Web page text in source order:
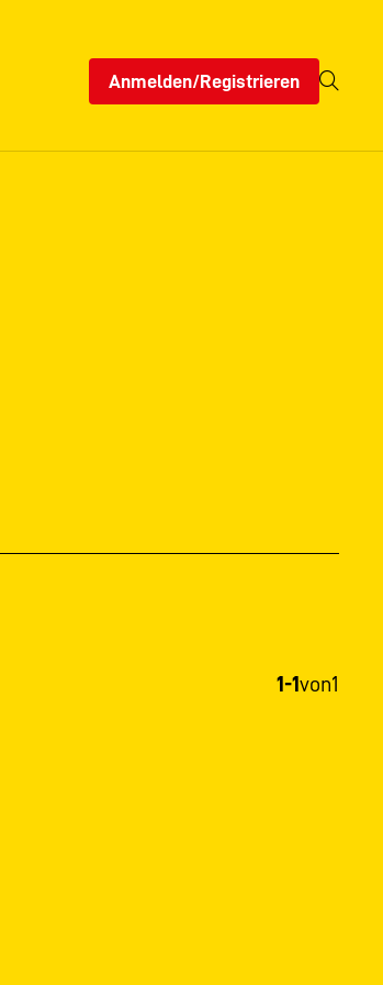
Anmelden/Registrieren
1-1 von1